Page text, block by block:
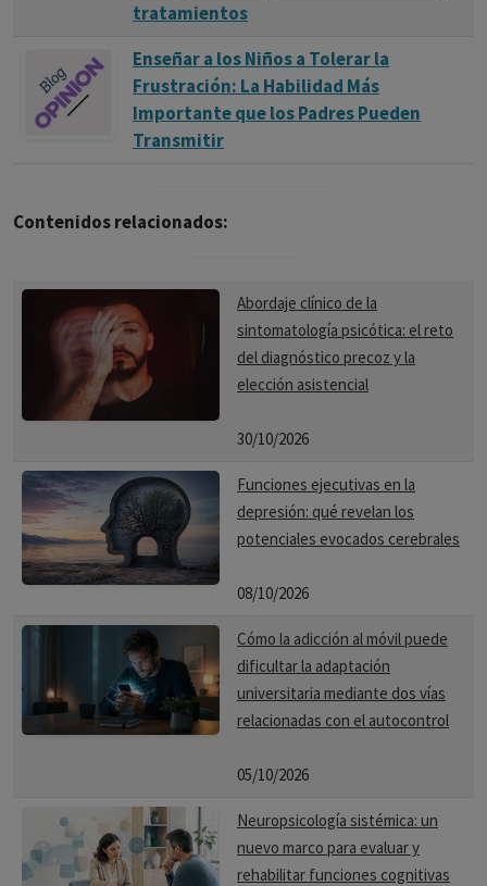
tratamientos
Enseñar a los Niños a Tolerar la
Frustración: La Habilidad Más
Importante que los Padres Pueden
Transmitir
Contenidos relacionados:
Abordaje clínico de la
sintomatología psicótica: el reto
del diagnóstico precoz y la
elección asistencial
30/10/2026
Funciones ejecutivas en la
depresión: qué revelan los
potenciales evocados cerebrales
08/10/2026
Cómo la adicción al móvil puede
dificultar la adaptación
universitaria mediante dos vías
relacionadas con el autocontrol
05/10/2026
Neuropsicología sistémica: un
nuevo marco para evaluar y
rehabilitar funciones cognitivas